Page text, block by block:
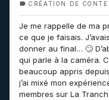
CRÉATION DE
Je me rappelle de ma
ce que je faisais.
donner au final… 🙄
qui parle à la caméra.
beaucoup appris
j’ai mixé mon
membres sur La